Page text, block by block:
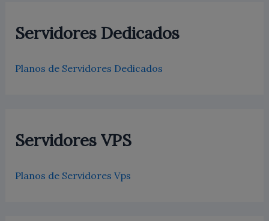
Servidores Dedicados
Planos de Servidores Dedicados
Servidores VPS
Planos de Servidores Vps